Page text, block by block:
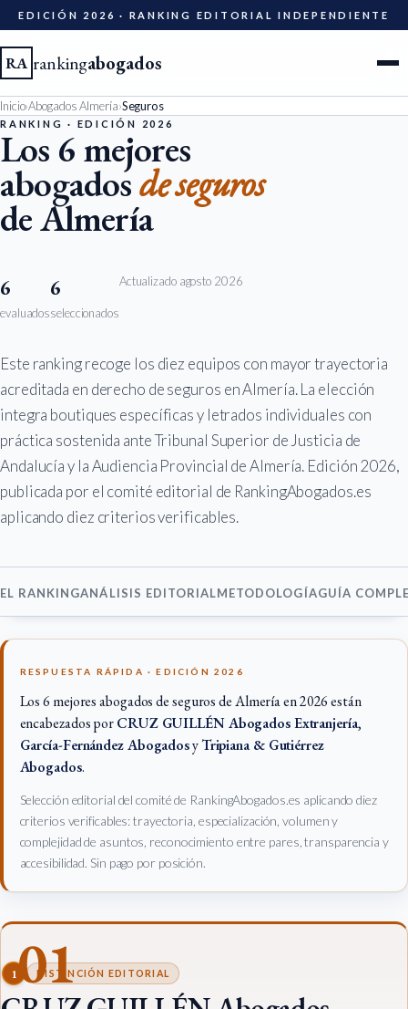
EDICIÓN 2026 · RANKING EDITORIAL INDEPENDIENTE
RA rankingabogados
Ciudades
Especialidades
Diccionario
Metodología
Ser evaluado
Inicio›Abogados Almería›Seguros
RANKING · EDICIÓN 2026
Los 6 mejores
abogadosde seguros
de Almería
6
evaluados
6
seleccionados
Actualizado agosto 2026
Este ranking recoge los diez equipos con mayor trayectoria
acreditada en derecho de seguros en Almería. La elección
integra boutiques específicas y letrados individuales con
práctica sostenida ante Tribunal Superior de Justicia de
Andalucía y la Audiencia Provincial de Almería. Edición 2026,
publicada por el comité editorial de RankingAbogados.es
aplicando diez criterios verificables.
EL RANKINGANÁLISIS EDITORIALMETODOLOGÍAGUÍA
RESPUESTA RÁPIDA · EDICIÓN 2026
Los 6 mejores abogados de seguros de Almería en 2026 están
encabezados porCRUZ GUILLÉN Abogados Extranjería,
García-Fernández AbogadosyTripiana & Gutiérrez
Abogados.
Selección editorial del comité de RankingAbogados.es aplicando diez
criterios verificables: trayectoria, especialización, volumen y
complejidad de asuntos, reconocimiento entre pares, transparencia y
accesibilidad. Sin pago por posición.
01
1 DISTINCIÓN EDITORIAL